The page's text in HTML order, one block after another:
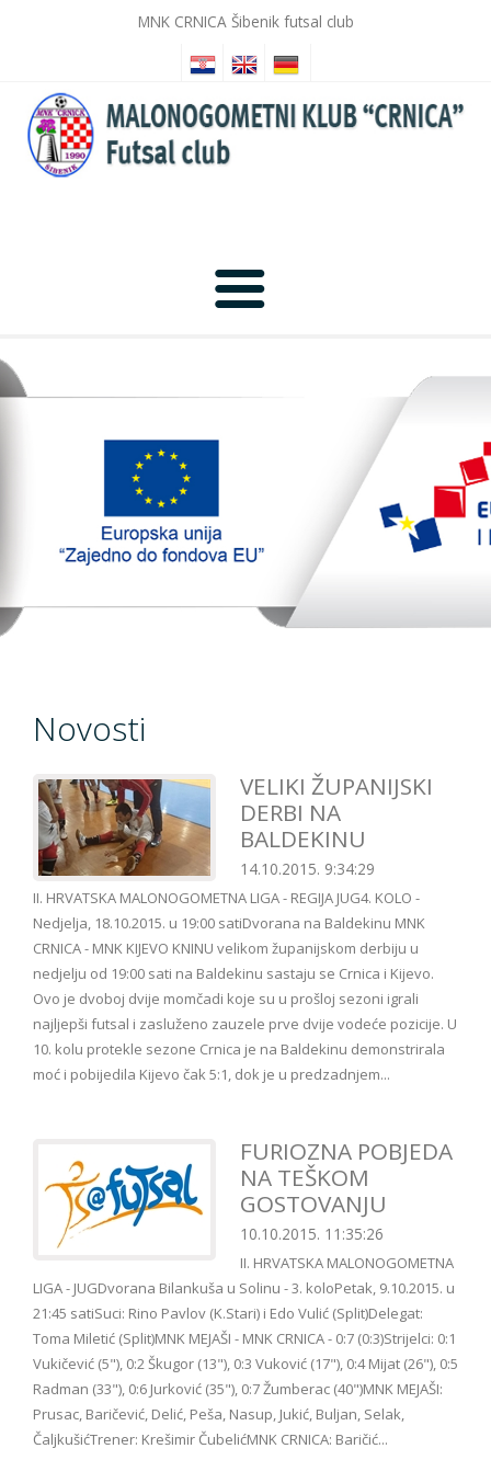
MNK CRNICA Šibenik futsal club
TopTim liga 29-10-2023
Novosti
VELIKI ŽUPANIJSKI
DERBI NA
BALDEKINU
14.10.2015. 9:34:29
II. HRVATSKA MALONOGOMETNA LIGA - REGIJA JUG4. KOLO -
Nedjelja, 18.10.2015. u 19:00 satiDvorana na Baldekinu MNK
CRNICA - MNK KIJEVO KNINU velikom županijskom derbiju u
nedjelju od 19:00 sati na Baldekinu sastaju se Crnica i Kijevo.
Ovo je dvoboj dvije momčadi koje su u prošloj sezoni igrali
najljepši futsal i zasluženo zauzele prve dvije vodeće pozicije. U
10. kolu protekle sezone Crnica je na Baldekinu demonstrirala
moć i pobijedila Kijevo čak 5:1, dok je u predzadnjem...
FURIOZNA POBJEDA
NA TEŠKOM
GOSTOVANJU
10.10.2015. 11:35:26
II. HRVATSKA MALONOGOMETNA
LIGA - JUGDvorana Bilankuša u Solinu - 3. koloPetak, 9.10.2015. u
21:45 satiSuci: Rino Pavlov (K.Stari) i Edo Vulić (Split)Delegat:
Toma Miletić (Split)MNK MEJAŠI - MNK CRNICA - 0:7 (0:3)Strijelci: 0:1
Vukičević (5"), 0:2 Škugor (13"), 0:3 Vuković (17"), 0:4 Mijat (26"), 0:5
Radman (33"), 0:6 Jurković (35"), 0:7 Žumberac (40")MNK MEJAŠI:
Prusac, Baričević, Delić, Peša, Nasup, Jukić, Buljan, Selak,
ČaljkušićTrener: Krešimir ČubelićMNK CRNICA: Baričić...